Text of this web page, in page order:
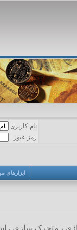
نام کاربری
رمز عبور
ابزارهای